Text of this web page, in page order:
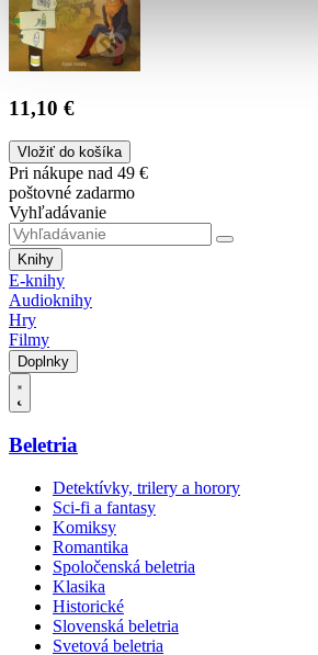
11,10 €
Vložiť do košíka
Pri nákupe nad 49 €
poštovné zadarmo
Vyhľadávanie
Knihy
E-knihy
Audioknihy
Hry
Filmy
Doplnky
Beletria
Detektívky, trilery a horory
Sci-fi a fantasy
Komiksy
Romantika
Spoločenská beletria
Klasika
Historické
Slovenská beletria
Svetová beletria